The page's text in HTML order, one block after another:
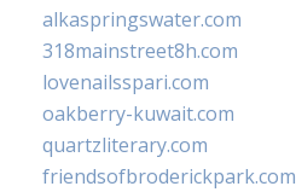
alkaspringswater.com
318mainstreet8h.com
lovenailsspari.com
oakberry-kuwait.com
quartzliterary.com
friendsofbroderickpark.com